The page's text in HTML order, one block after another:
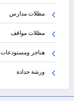
مظلات مدارس
مظلات مواقف
هناجر ومستودعات
ورشة حدادة